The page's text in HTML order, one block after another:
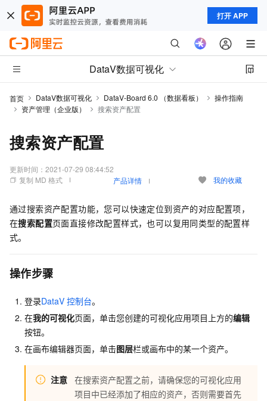
打开 APP
DataV数据可视化
首页 DataV数据可视化 DataV-Board 6.0 （数据看板）
操作指南
资产管理（企业版）
搜索资产配置
搜索资产配置
更新时间： 2021-07-29 08:44:52
复制 MD 格式
产品详情 我的收藏
通过搜索资产配置功能，您可以快速定位到资产的对应配置项，
在搜索配置页面直接修改配置样式，也可以复用同类型的配置样
式。
操作步骤
登录DataV 控制台。
在我的可视化页面，单击您创建的可视化应用项目上方的编辑
按钮。
在画布编辑器页面，单击图层栏或画布中的某一个资产。
注意 在搜索资产配置之前，请确保您的可视化应用
项目中已经添加了相应的资产，否则需要首先